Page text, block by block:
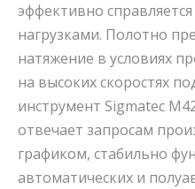
эффективно
нагрузками. Полотно
натяжение в условиях
на высоких скоростях
инструмент Sigmatec
отвечает запросам
графиком, стабильно
автоматических и